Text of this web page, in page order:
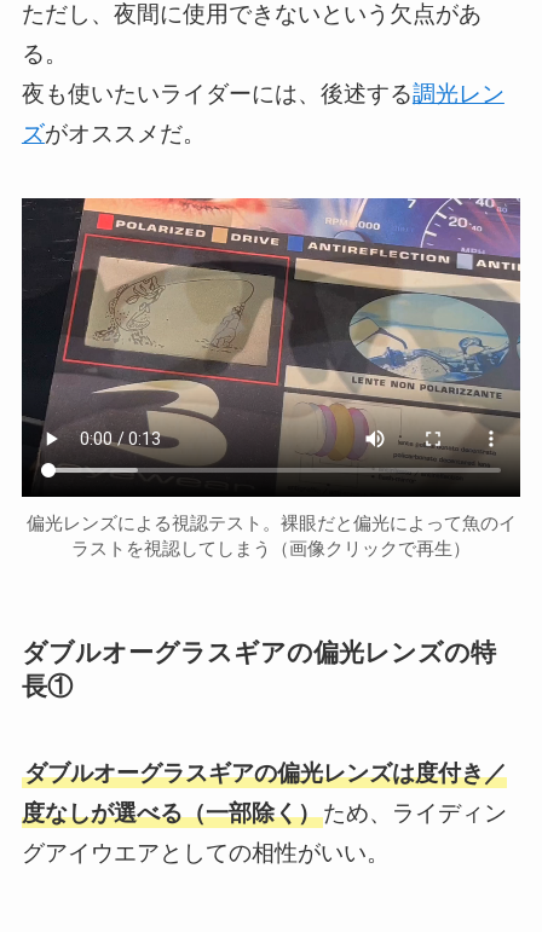
ただし、夜間に使用できないという欠点があ
る。
夜も使いたいライダーには、後述する調光レン
ズがオススメだ。
偏光レンズによる視認テスト。裸眼だと偏光によって魚のイ
ラストを視認してしまう（画像クリックで再生）
ダブルオーグラスギアの偏光レンズの特
長①
ダブルオーグラスギアの偏光レンズは度付き／
度なしが選べる（一部除く）ため、ライディン
グアイウエアとしての相性がいい。